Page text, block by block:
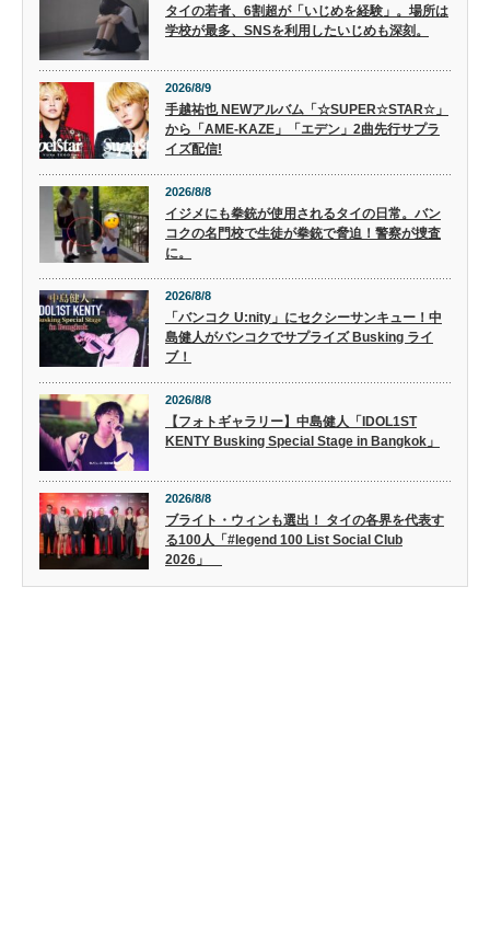
タイの若者、6割超が「いじめを経験」。場所は
学校が最多、SNSを利用したいじめも深刻。
2026/8/9
手越祐也 NEWアルバム「☆SUPER☆STAR☆」
から「AME-KAZE」「エデン」2曲先行サプラ
イズ配信!
2026/8/8
イジメにも拳銃が使用されるタイの日常。バン
コクの名門校で生徒が拳銃で脅迫！警察が捜査
に。
2026/8/8
「バンコク U:nity」にセクシーサンキュー！中
島健人がバンコクでサプライズ Busking ライ
ブ！
2026/8/8
【フォトギャラリー】中島健人「IDOL1ST
KENTY Busking Special Stage in Bangkok」
2026/8/8
ブライト・ウィンも選出！ タイの各界を代表す
る100人「#legend 100 List Social Club
2026」